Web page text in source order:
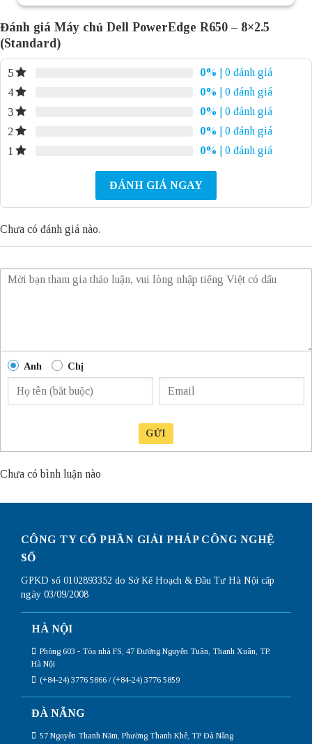
Đánh giá Máy chủ Dell PowerEdge R650 – 8×2.5
(Standard)
5 0%
| 0 đánh giá
4
0%
| 0 đánh giá
3
0%
| 0 đánh giá
2
0%
| 0 đánh giá
1
0% | 0 đánh giá
ĐÁNH GIÁ NGAY
Chưa có đánh giá nào.
Anh Chị
GỬI
Chưa có bình luận nào
CÔNG TY CỔ PHẦN GIẢI PHÁP CÔNG NGHỆ
SỐ
GPKD số 0102893352 do Sở Kế Hoạch & Đầu Tư Hà Nội cấp
ngày 03/09/2008
HÀ NỘI
Phòng 603 - Tòa nhà FS, 47 Đường Nguyễn Tuân, Thanh Xuân, TP.
Hà Nội
(+84-24) 3776 5866 / (+84-24) 3776 5859
ĐÀ NẴNG
57 Nguyễn Thanh Năm, Phường Thanh Khê, TP Đà Nẵng